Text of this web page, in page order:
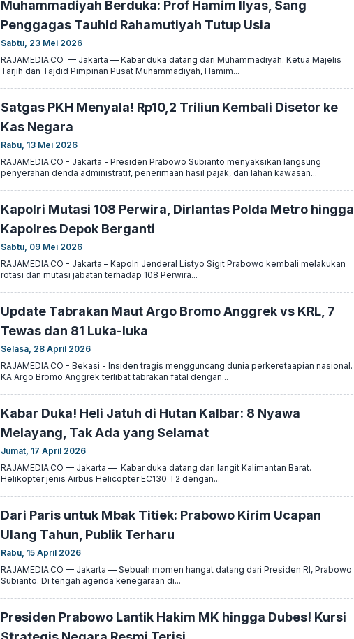
Muhammadiyah Berduka: Prof Hamim Ilyas, Sang
Penggagas Tauhid Rahamutiyah Tutup Usia
Sabtu, 23 Mei 2026
RAJAMEDIA.CO — Jakarta — Kabar duka datang dari Muhammadiyah. Ketua Majelis
Tarjih dan Tajdid Pimpinan Pusat Muhammadiyah, Hamim...
Satgas PKH Menyala! Rp10,2 Triliun Kembali Disetor ke
Kas Negara
Rabu, 13 Mei 2026
RAJAMEDIA.CO - Jakarta - Presiden Prabowo Subianto menyaksikan langsung
penyerahan denda administratif, penerimaan hasil pajak, dan lahan kawasan...
Kapolri Mutasi 108 Perwira, Dirlantas Polda Metro hingga
Kapolres Depok Berganti
Sabtu, 09 Mei 2026
RAJAMEDIA.CO - Jakarta – Kapolri Jenderal Listyo Sigit Prabowo kembali melakukan
rotasi dan mutasi jabatan terhadap 108 Perwira...
Update Tabrakan Maut Argo Bromo Anggrek vs KRL, 7
Tewas dan 81 Luka-luka
Selasa, 28 April 2026
RAJAMEDIA.CO - Bekasi - Insiden tragis mengguncang dunia perkeretaapian nasional.
KA Argo Bromo Anggrek terlibat tabrakan fatal dengan...
Kabar Duka! Heli Jatuh di Hutan Kalbar: 8 Nyawa
Melayang, Tak Ada yang Selamat
Jumat, 17 April 2026
RAJAMEDIA.CO — Jakarta — Kabar duka datang dari langit Kalimantan Barat.
Helikopter jenis Airbus Helicopter EC130 T2 dengan...
Dari Paris untuk Mbak Titiek: Prabowo Kirim Ucapan
Ulang Tahun, Publik Terharu
Rabu, 15 April 2026
RAJAMEDIA.CO — Jakarta — Sebuah momen hangat datang dari Presiden RI, Prabowo
Subianto. Di tengah agenda kenegaraan di...
Presiden Prabowo Lantik Hakim MK hingga Dubes! Kursi